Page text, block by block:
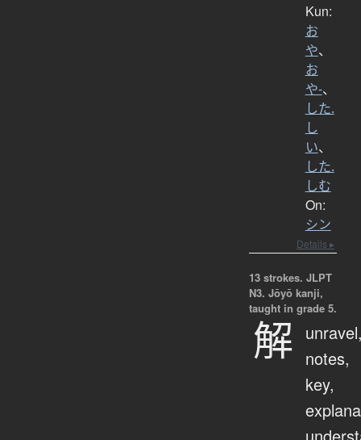
Kun:
お
や、
お
や-、
した.
し
い、
した.
しむ
On:
シン
Details ▸
13 strokes. JLPT
N3. Jōyō kanji,
taught in grade 5.
解 notes,
key,